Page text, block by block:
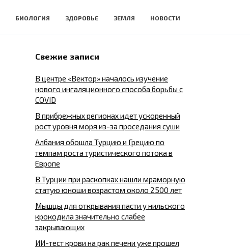
БИОЛОГИЯ ЗДОРОВЬЕ ЗЕМЛЯ НОВОСТИ
Свежие записи
В центре «Вектор» началось изучение
нового ингаляционного способа борьбы с
COVID
В прибрежных регионах идет ускоренный
рост уровня моря из-за проседания суши
Албания обошла Турцию и Грецию по
темпам роста туристического потока в
Европе
В Турции при раскопках нашли мраморную
статую юноши возрастом около 2500 лет
Мышцы для открывания пасти у нильского
крокодила значительно слабее
закрывающих
ИИ-тест крови на рак печени уже прошел